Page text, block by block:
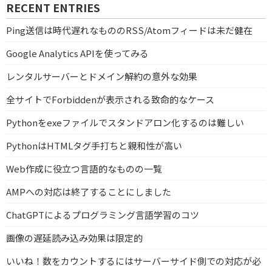
RECENT ENTRIES
Ping送信は時代遅れなもののRSS/Atomフィードは未だ健在
Google Analytics APIを使ってみる
レンタルサーバーとドメイン解約の意外な効果
全サイトでForbiddenが表示される致命的なケース
Pythonをexeファイルでスタンドアロン化するのは難しい
PythonはHTMLタグ手打ちと親和性が高い
Web作成に役立つ言語的なものの一覧
AMPへの対応は終了することにしました
ChatGPTによるプログラミング言語学習のコツ
画像の遅延読み込み効果は限定的
いいね！数をカウントするにはサーバーサイド側での対応が必